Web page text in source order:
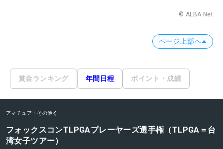
© ALBA Net
ページ上部へ
賞金ランキング 年間日程 ポイント・成績
アマチュア・その他
フォックスコンTLPGAプレーヤーズ選手権（TLPGA＝台
湾女子ツアー）